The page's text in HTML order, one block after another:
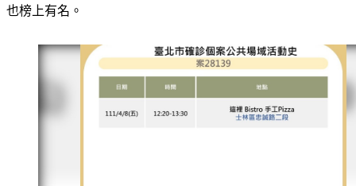
飲茶等餐飲名店上榜，以及特蘭斯商務會館、萬豪會所等酒店